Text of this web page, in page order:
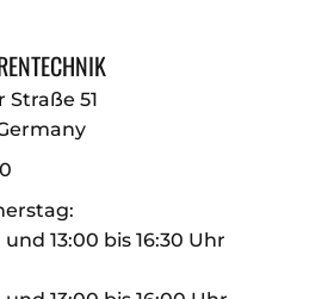
51
und 13:00 bis 16:30 Uhr